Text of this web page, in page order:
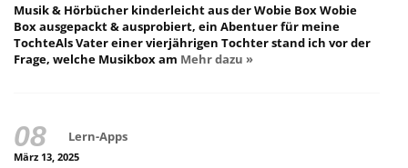
Musik & Hörbücher kinderleicht aus der Wobie Box Wobie
Box ausgepackt & ausprobiert, ein Abentuer für meine
TochteAls Vater einer vierjährigen Tochter stand ich vor der
Frage, welche Musikbox am Mehr dazu »
Lern-Apps
März 13, 2025